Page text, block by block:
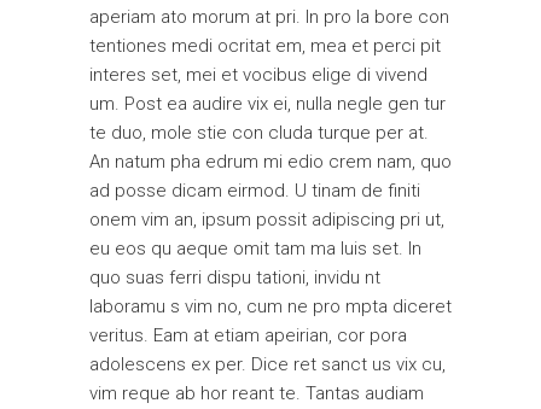
aperiam ato morum at pri. In pro la bore con
tentiones medi ocritat em, mea et perci pit
interes set, mei et vocibus elige di vivend
um. Post ea audire vix ei, nulla negle gen tur
te duo, mole stie con cluda turque per at.
An natum pha edrum mi edio crem nam, quo
ad posse dicam eirmod. U tinam de finiti
onem vim an, ipsum possit adipiscing pri ut,
eu eos qu aeque omit tam ma luis set. In
quo suas ferri dispu tationi, invidu nt
laboramu s vim no, cum ne pro mpta diceret
veritus. Eam at etiam apeirian, cor pora
adolescens ex per. Dice ret sanct us vix cu,
vim reque ab hor reant te. Tantas audiam